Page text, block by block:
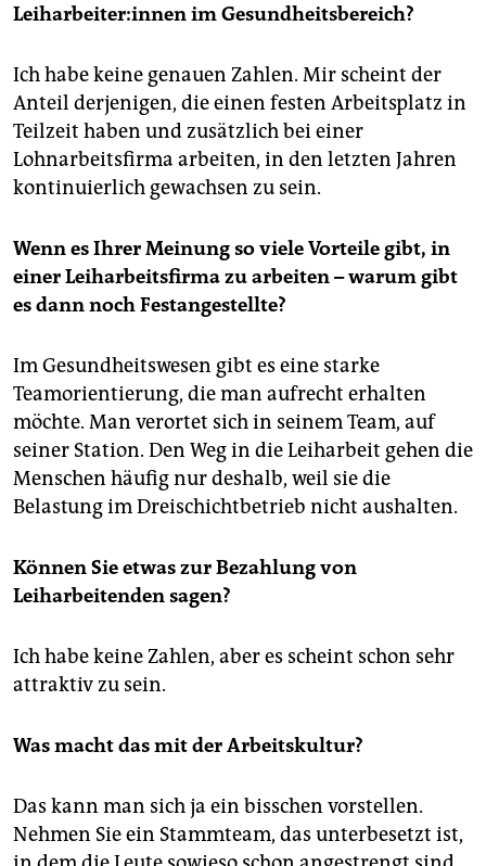
Leiharbeiter:innen im Gesundheitsbereich?
Ich habe keine genauen Zahlen. Mir scheint der
Anteil derjenigen, die einen festen Arbeitsplatz in
Teilzeit haben und zusätzlich bei einer
Lohnarbeitsfirma arbeiten, in den letzten Jahren
kontinuierlich gewachsen zu sein.
Wenn es Ihrer Meinung so viele Vorteile gibt, in
einer Leiharbeitsfirma zu arbeiten – warumgibt
es dann noch Festangestellte?
Im Gesundheitswesen gibt es eine starke
Teamorientierung, die man aufrecht erhalten
möchte. Man verortet sich in seinem Team, auf
seiner Station. Den Weg in die Leiharbeit gehen die
Menschen häufig nur deshalb, weil sie die
Belastung im Dreischichtbetrieb nicht aushalten.
Können Sie etwas zur Bezahlung von
Leiharbeitenden sagen?
Ich habe keine Zahlen, aber es scheint schon sehr
attraktiv zu sein.
Was macht das mit der Arbeitskultur?
Das kann man sich ja ein bisschen vorstellen.
Nehmen Sie ein Stammteam, das unterbesetzt ist,